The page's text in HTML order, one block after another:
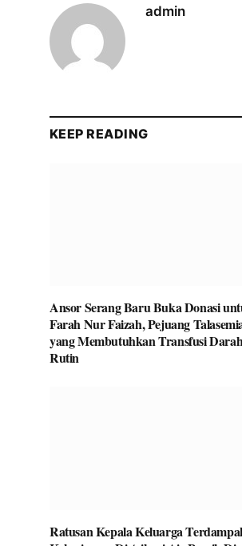
admin
KEEP READING
Ansor Serang Baru Buka Donasi
Farah Nur Faizah, Pejuang
yang Membutuhkan Transfusi
Rutin
Ratusan Kepala Keluarga